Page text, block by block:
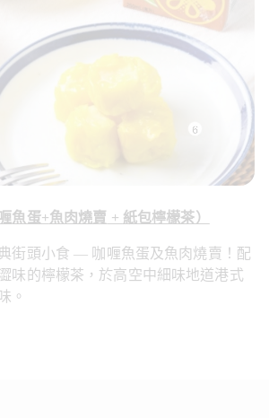
魚蛋+魚肉燒賣 + 紙包檸檬茶）
街頭小食 — 咖喱魚蛋及魚肉燒賣！配
味的檸檬茶，於高空中細味地道港式
。